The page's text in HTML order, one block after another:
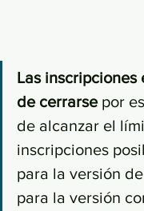
Las inscripciones
de cerrarse por
de alcanzar el
inscripciones
para la versión
para la versión